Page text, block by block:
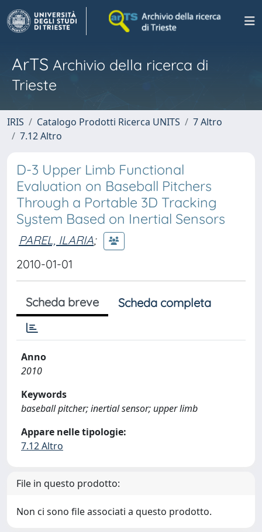
ArTS Archivio della ricerca di
Trieste
IRIS Catalogo Prodotti Ricerca UNITS
7 Altro
7.12 Altro
D-3 Upper Limb Functional
Evaluation on Baseball Pitchers
Through a Portable 3D Tracking
System Based on Inertial Sensors
PAREL, ILARIA;
2010-01-01
Scheda breve Scheda completa
Anno
2010
Keywords
baseball pitcher; inertial sensor; upper limb
Appare nelle tipologie:
7.12 Altro
File in questo prodotto:
Non ci sono file associati a questo prodotto.